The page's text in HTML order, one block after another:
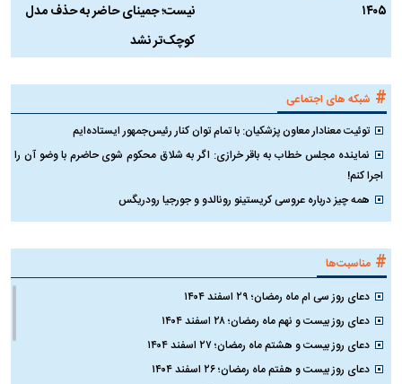
۱۴۰۵
نیست؛ جمینای حاضر به حذف مدل
کوچک‌تر نشد
# شبکه های اجتماعی
توئیت معنادار معاون پزشکیان: با تمام توان کنار رئیس‌جمهور ایستاده‌ایم
نماینده مجلس خطاب به باقر خرازی: اگر به شلاق محکوم شوی حاضرم با وضو آن را
اجرا کنم!
همه چیز درباره عروسی کریستینو رونالدو و جورجیا رودریگس
# مناسبت‌ها
دعای روز سی ام ماه رمضان؛ ۲۹ اسفند ۱۴۰۴
دعای روز بیست و نهم ماه رمضان؛ ۲۸ اسفند ۱۴۰۴
دعای روز بیست و هشتم ماه رمضان؛ ۲۷ اسفند ۱۴۰۴
دعای روز بیست و هفتم ماه رمضان؛ ۲۶ اسفند ۱۴۰۴